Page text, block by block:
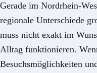
Gerade im Nordrhein-
regionale Unterschiede
muss nicht exakt im
Alltag funktionieren.
Besuchsmöglichkeiten